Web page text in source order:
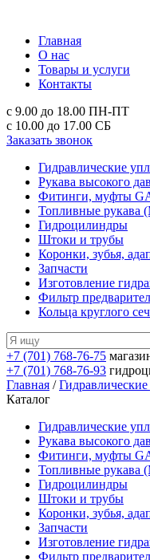
Главная
О нас
Товары и услуги
Контакты
с 9.00 до 18.00 ПН-ПТ
с 10.00 до 17.00 СБ
Заказать звонок
Гидравлические
Рукава высокого
Фитинги, муфты
Топливные рукава
Гидроцилиндры
Штоки и трубы
Коронки, зубья,
Запчасти
Изготовление
Фильтр
Кольца круглого
+7 (701) 768-76-75
+7 (701) 768-76-93
Главная /
Каталог
Гидравлические
Рукава высокого
Фитинги, муфты
Топливные рукава
Гидроцилиндры
Штоки и трубы
Коронки, зубья,
Запчасти
Изготовление
Фильтр